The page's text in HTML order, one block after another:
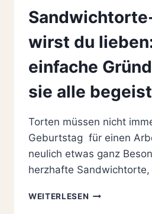
wirst du
einfache
sie alle
Torten müssen nicht
Geburtstag für einen
neulich etwas ganz
herzhafte
WEITERLESEN DIESE